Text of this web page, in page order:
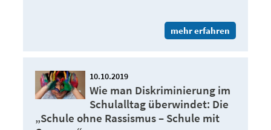
mehr erfahren
10.10.2019
Wie man Diskriminierung im
Schulalltag überwindet: Die
„Schule ohne Rassismus – Schule mit